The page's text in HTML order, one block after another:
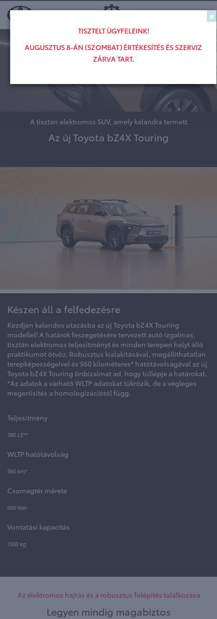
A tisztán elektromos SUV, amely kalandra termett
Az új Toyota bZ4X Touring
Készen áll a felfedezésre
Kezdjen kalandos utazásba az új Toyota bZ4X Touring
modellel! A határok feszegetésére tervezett autó izgalmas,
tisztán elektromos teljesítményt és minden terepen helyt álló
praktikumot ötvöz. Robusztus kialakításával, megállíthatatlan
terepképességeivel és 560 kilométeres* hatótávolságával az új
Toyota bZ4X Touring önbizalmat ad, hogy túllépje a határokat.
*Az adatok a várható WLTP adatokat tükrözik, de a végleges
megerősítés a homologizációtól függ.
Teljesítmény
380 LE**
WLTP hatótávolság
560 km*
Csomagtér mérete
600 liter
Vontatási kapacitás
1500 kg
Az elektromos hajtás és a robusztus felépítés találkozása
Legyen mindig magabiztos
×
TISZTELT ÜGYFELEINK!
AUGUSZTUS 8-ÁN (SZOMBAT) ÉRTÉKESÍTÉS ÉS SZERVIZ
ZÁRVA TART.